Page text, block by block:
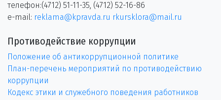
телефон:(4712) 51-11-35, (4712) 52-16-86
e-mail: reklama@kpravda.ru rkursklora@mail.ru
Противодействие коррупции
Положение об антикоррупционной политике
План-перечень мероприятий по противодействию
коррупции
Кодекс этики и служебного поведения работников